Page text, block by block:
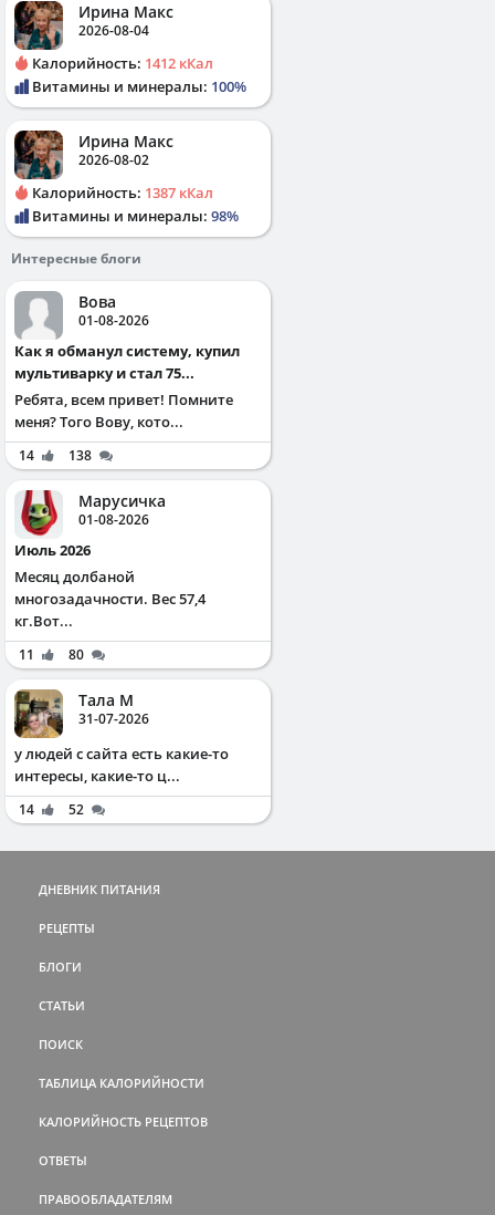
Ирина Макс
2026-08-04
Калорийность: 1412 кКал
Витамины и минералы: 100%
Ирина Макс
2026-08-02
Калорийность: 1387 кКал
Витамины и минералы: 98%
Интересные блоги
Вова
01-08-2026
Как я обманул систему, купил
мультиварку и стал 75...
Ребята, всем привет! Помните
меня? Того Вову, кото...
14 138
Марусичка
01-08-2026
Июль 2026
Месяц долбаной
многозадачности. Вес 57,4
кг.Вот...
11 80
Тала М
31-07-2026
у людей с сайта есть какие-то
интересы, какие-то ц...
14 52
ДНЕВНИК ПИТАНИЯ
РЕЦЕПТЫ
БЛОГИ
СТАТЬИ
ПОИСК
ТАБЛИЦА КАЛОРИЙНОСТИ
КАЛОРИЙНОСТЬ РЕЦЕПТОВ
ОТВЕТЫ
ПРАВООБЛАДАТЕЛЯМ